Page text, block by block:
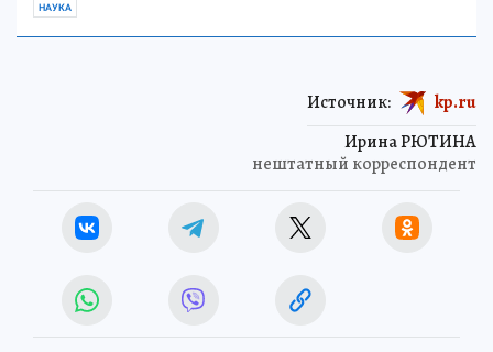
НАУКА
Ирина РЮТИНА
нештатный корреспондент
Источник: kp.ru